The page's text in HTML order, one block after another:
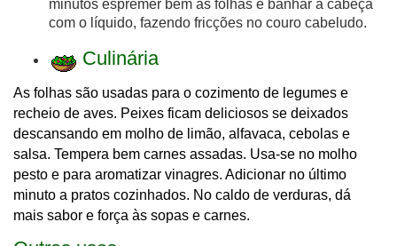
minutos espremer bem as folhas e banhar a cabeça
com o líquido, fazendo fricções no couro cabeludo.
Culinária
As folhas são usadas para o cozimento de legumes e
recheio de aves. Peixes ficam deliciosos se deixados
descansando em molho de limão, alfavaca, cebolas e
salsa. Tempera bem carnes assadas. Usa-se no molho
pesto e para aromatizar vinagres. Adicionar no último
minuto a pratos cozinhados. No caldo de verduras, dá
mais sabor e força às sopas e carnes.